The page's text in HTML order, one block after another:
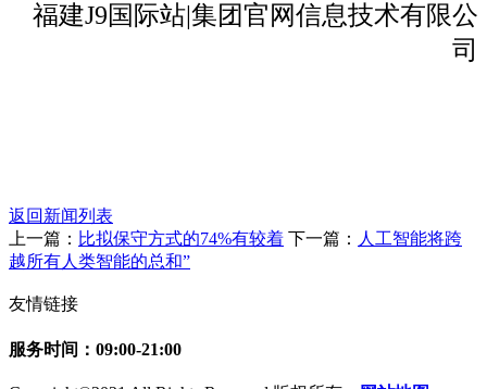
福建J9国际站|集团官网信息技术有限公
司
返回新闻列表
上一篇： 比拟保守方式的74%有较着 下一篇： 人工智能将跨
越所有人类智能的总和”
友情链接
服务时间：09:00-21:00